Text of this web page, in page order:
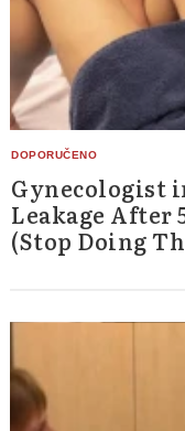
Gynecologist
Leakage After
(Stop Doing